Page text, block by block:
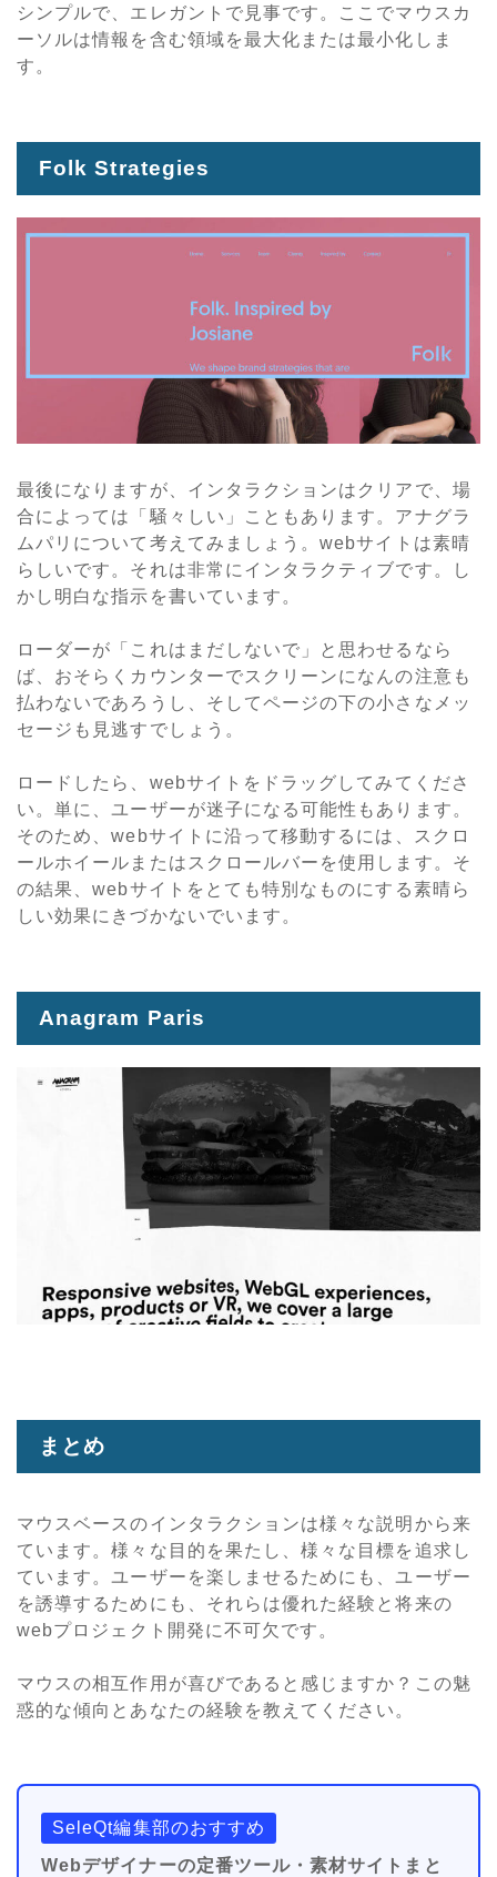
シンプルで、エレガントで見事です。ここでマウスカ
ーソルは情報を含む領域を最大化または最小化しま
す。
Folk Strategies
最後になりますが、インタラクションはクリアで、場
合によっては「騒々しい」こともあります。アナグラ
ムパリについて考えてみましょう。webサイトは素晴
らしいです。それは非常にインタラクティブです。し
かし明白な指示を書いています。
ローダーが「これはまだしないで」と思わせるなら
ば、おそらくカウンターでスクリーンになんの注意も
払わないであろうし、そしてページの下の小さなメッ
セージも見逃すでしょう。
ロードしたら、webサイトをドラッグしてみてくださ
い。単に、ユーザーが迷子になる可能性もあります。
そのため、webサイトに沿って移動するには、スクロ
ールホイールまたはスクロールバーを使用します。そ
の結果、webサイトをとても特別なものにする素晴ら
しい効果にきづかないでいます。
Anagram Paris
まとめ
マウスベースのインタラクションは様々な説明から来
ています。様々な目的を果たし、様々な目標を追求し
ています。ユーザーを楽しませるためにも、ユーザー
を誘導するためにも、それらは優れた経験と将来の
webプロジェクト開発に不可欠です。
マウスの相互作用が喜びであると感じますか？この魅
惑的な傾向とあなたの経験を教えてください。
SeleQt編集部のおすすめ
Webデザイナーの定番ツール・素材サイトまと